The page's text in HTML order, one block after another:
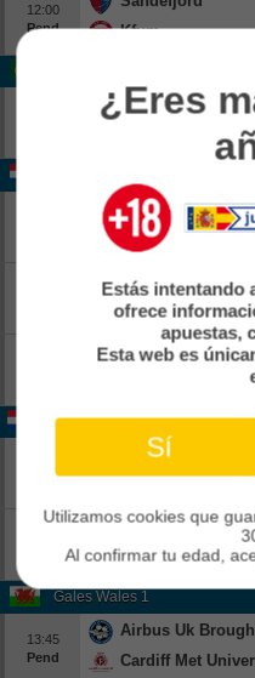
12:00
Pend
Kfum
Estoril
FC Dordrecht
Jong Ajax
FC Emmen
Roda Jc Kerkrade
Top Oss
Holanda Eerste Divisie
Pend
Vvv-venlo
Vitesse
Rkc Waalwijk
Gales Wales 1
13:45
Pend
Airbus Uk
Cardiff Met
¿Eres
Estás intentando
ofrece
apuestas,
Esta web es
Sí
Utilizamos cookies que
Al confirmar tu edad,